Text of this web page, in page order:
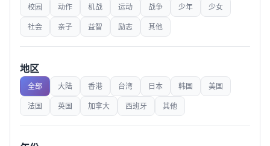
校园 动作 机战 运动 战争 少年 少女
社会 亲子 益智 励志 其他
地区
全部 大陆 香港 台湾 日本 韩国 美国
法国 英国 加拿大 西班牙 其他